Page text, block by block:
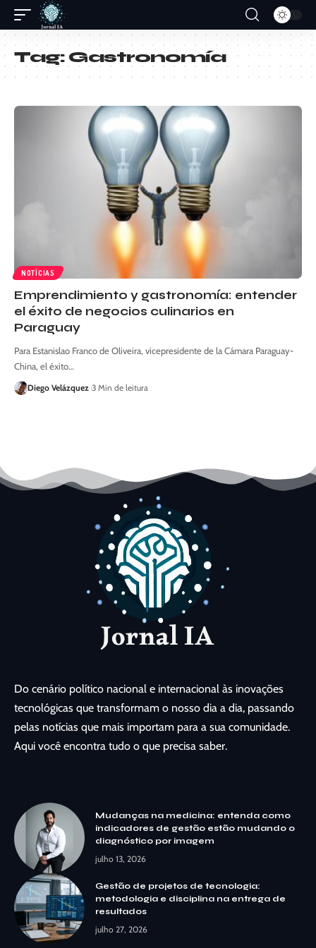
Tag:Gastronomía
NOTÍCIAS
Emprendimiento y gastronomía: entender
el éxito de negocios culinarios en
Paraguay
Para Estanislao Franco de Oliveira, vicepresidente de la Cámara Paraguay-
China, el éxito…
Diego Velázquez 3 Min de leitura
Do cenário político nacional e internacional às inovações
tecnológicas que transformam o nosso dia a dia, passando
pelas notícias que mais importam para a sua comunidade.
Aqui você encontra tudo o que precisa saber.
Mudanças na medicina: entenda como
indicadores de gestão estão mudando o
diagnóstico por imagem
julho 13, 2026
Gestão de projetos de tecnologia:
metodologia e disciplina na entrega de
resultados
julho 27, 2026